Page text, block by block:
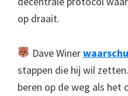
op draait.
Dave Winer
stappen die hij wil
beren op de weg als het